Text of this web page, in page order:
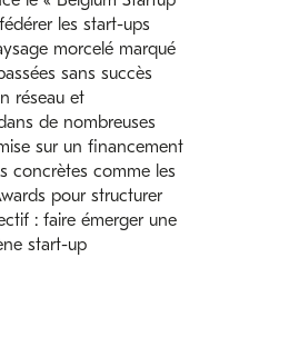
les start-ups
morcelé marqué
sans succès
réseau et
de nombreuses
sur un financement
concrètes comme les
pour structurer
: faire émerger une
start-up